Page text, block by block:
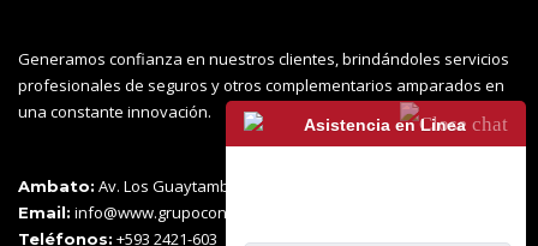
Generamos confianza en nuestros clientes, brindándoles servicios
profesionales de seguros y otros complementarios amparados en
una constante innovación.
Ambato: Av. Los Guaytambos 04-102 y Montalvo
Email: info@www.grupoconfia.com
Teléfonos: +593 2421-603
Asistencia en Linea